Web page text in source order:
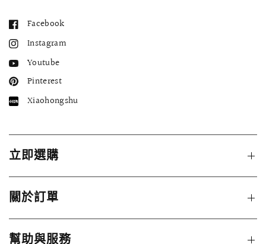
Facebook
Instagram
Youtube
Pinterest
Xiaohongshu
立即選購
關於訂單
幫助與服務